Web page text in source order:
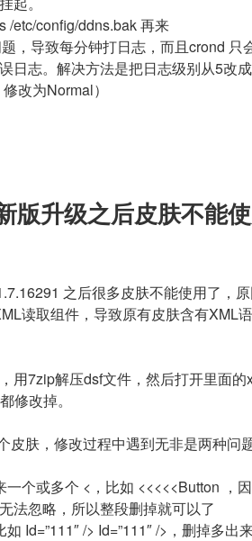
/etc/config/ddns.bak 再来
，导致每分钟打日志，而且crond 只
日志。解决方法是把日志级别从5改
改为Normal）
版升级之后皮肤不能
之后很多皮肤不能使用了，
读取组件，导致原有皮肤含有XML
用7zip解压dsf文件，然后打开里面
修改掉。
皮肤，修改过程中遇到无非是两种问
一个或多个 <，比如 <<<<<Button ，
法忽略，所以整段删掉就可以了
Id=”111″ /> Id=”111″ />，删掉多出